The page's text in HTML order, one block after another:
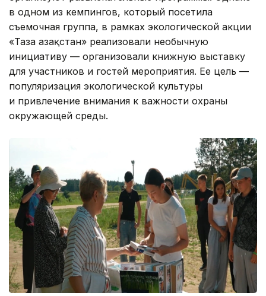
в одном из кемпингов, который посетила
съемочная группа, в рамках экологической акции
«Таза Қазақстан» реализовали необычную
инициативу — организовали книжную выставку
для участников и гостей мероприятия. Ее цель —
популяризация экологической культуры
и привлечение внимания к важности охраны
окружающей среды.